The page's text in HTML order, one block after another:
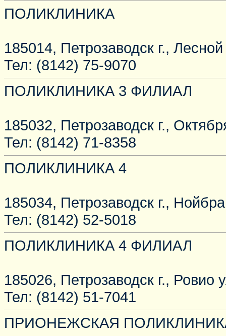
ПОЛИКЛИНИКА
185014, Петрозаводск г.,
Тел: (8142) 75-9070
ПОЛИКЛИНИКА 3 ФИЛИАЛ
185032, Петрозаводск г.,
Тел: (8142) 71-8358
ПОЛИКЛИНИКА 4
185034, Петрозаводск г.,
Тел: (8142) 52-5018
ПОЛИКЛИНИКА 4 ФИЛИАЛ
185026, Петрозаводск г., Ровио
Тел: (8142) 51-7041
ПРИОНЕЖСКАЯ